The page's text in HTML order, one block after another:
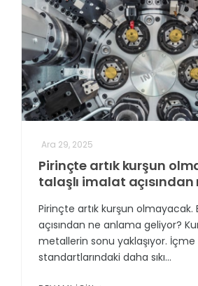
Ara 29, 2025
Pirinçte artık kurşun
talaşlı imalat
Pirinçte artık kurşun olmayacak.
açısından ne anlama geliyor?
metallerin sonu yaklaşıyor. İçme
standartlarındaki daha sıkı...